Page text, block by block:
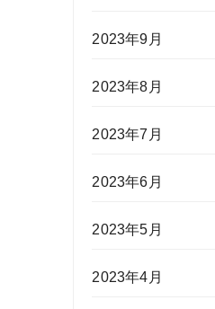
2023年9月
2023年8月
2023年7月
2023年6月
2023年5月
2023年4月